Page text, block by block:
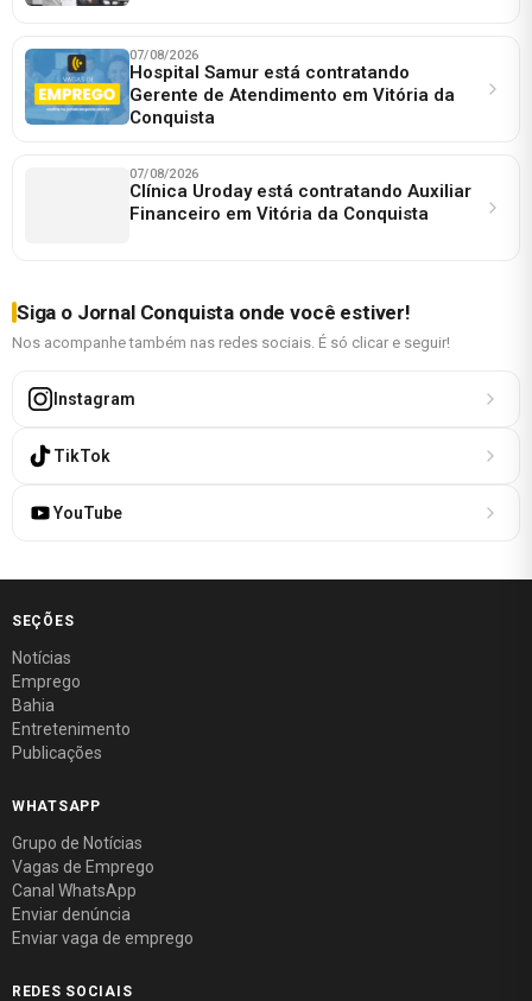
07/08/2026
Hospital Samur está contratando
Gerente de Atendimento em Vitória da
Conquista
07/08/2026
Clínica Uroday está contratando Auxiliar
Financeiro em Vitória da Conquista
Siga o Jornal Conquista onde você estiver!
Nos acompanhe também nas redes sociais. É só clicar e seguir!
Instagram
TikTok
YouTube
SEÇÕES
Notícias
Emprego
Bahia
Entretenimento
Publicações
WHATSAPP
Grupo de Notícias
Vagas de Emprego
Canal WhatsApp
Enviar denúncia
Enviar vaga de emprego
REDES SOCIAIS